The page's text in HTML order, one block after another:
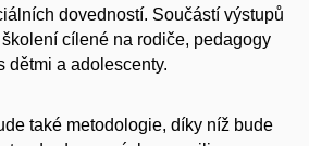
dovedností. Součástí výstupů
cílené na rodiče, pedagogy
dětmi a adolescenty.
také metodologie, díky níž bude